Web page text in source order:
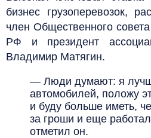
бизнес грузоперевозок,
член Общественного
РФ и президент
Владимир Матягин.
— Люди думают: я
автомобилей, положу
и буду больше иметь,
за гроши и еще
отметил он.